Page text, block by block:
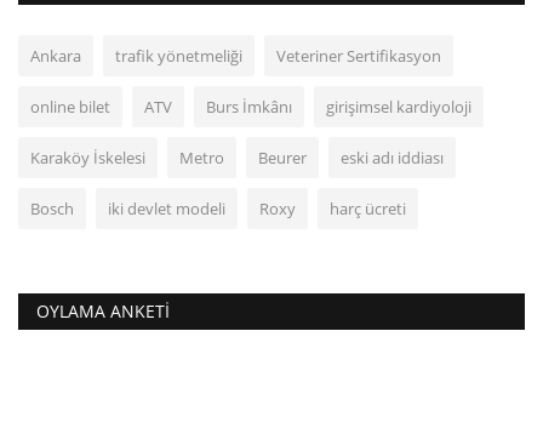
Ankara trafik yönetmeliği Veteriner Sertifikasyon
online bilet ATV Burs İmkânı girişimsel kardiyoloji
Karaköy İskelesi Metro Beurer eski adı iddiası
Bosch iki devlet modeli Roxy harç ücreti
OYLAMA ANKETI